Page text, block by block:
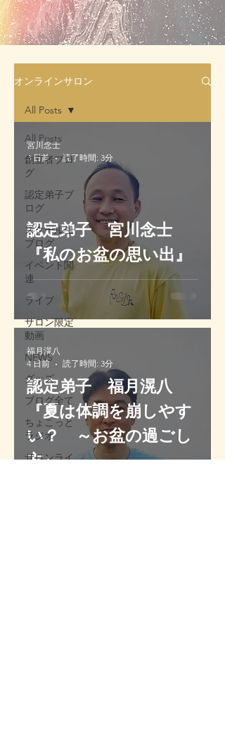
オンラインサロン
All Posts
創立者ブロ
グ
認定弟子ブ
ログ
スクール生
ブログ
イベント関
連
ライブ
サロン限定
動画
NEWS
グッズ
ブログ全て
ちょこっと
ラジオ
サロンライ
All Posts
認定弟子 宮川念士
『私のお盆の思い出』
宮川念士
3 日前
読了時間: 3分
認定弟子 福月滉八
『夏は体調を崩しやす
い？ ～お盆の過ごし
方』
福月滉八
4 日前
読了時間: 3分